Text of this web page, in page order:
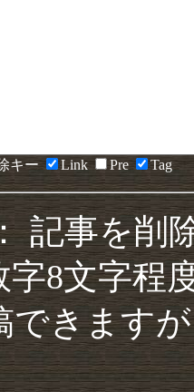
キー Link Pre Tag
記事を削
字8文字程
できます